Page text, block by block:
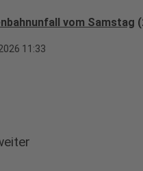
vom Samstag
11:33